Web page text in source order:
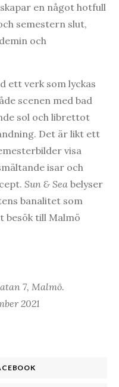
en något hotfull
semestern slut,
och
ett verk som lyckas
scenen med bad
sol och librettot
Det är likt ett
visa
isar och
Sun & Sea belyser
banalitet som
besök till Malmö
7, Malmö.
2021